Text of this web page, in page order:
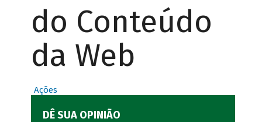
do Conteúdo
da Web
Ações
DÊ SUA OPINIÃO